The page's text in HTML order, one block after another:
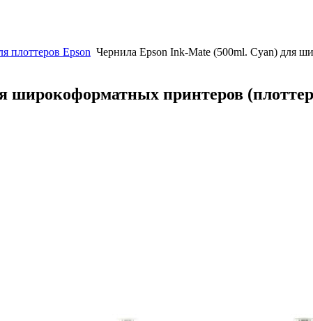
плоттеров Epson Чернила Epson Ink-Mate (500ml. Cyan) для
принтеров